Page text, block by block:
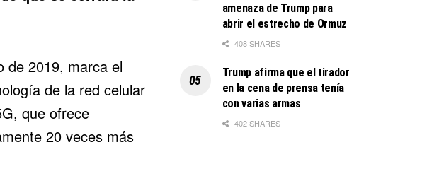
de 2019, marca el
de la red celular
que ofrece
20 veces más
amenaza de Trump para
abrir el estrecho de Ormuz
408 SHARES
Trump afirma que el tirador
en la cena de prensa tenía
con varias armas
402 SHARES